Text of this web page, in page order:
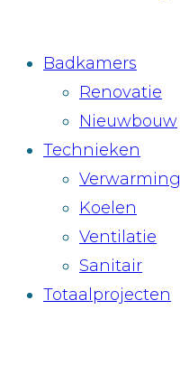
Badkamers
Renovatie
Nieuwbouw
Technieken
Verwarming
Koelen
Ventilatie
Sanitair
Totaalprojecten